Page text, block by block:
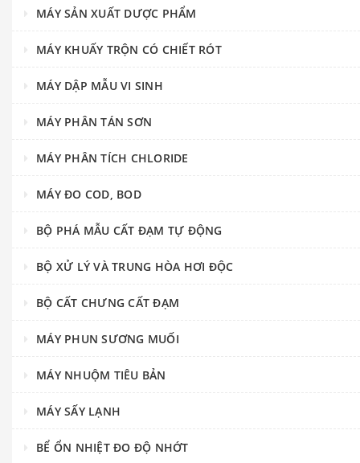
MÁY SẢN XUẤT DƯỢC PHẨM
MÁY KHUẤY TRỘN CÓ CHIẾT RÓT
MÁY DẬP MẪU VI SINH
MÁY PHÂN TÁN SƠN
MÁY PHÂN TÍCH CHLORIDE
MÁY ĐO COD, BOD
BỘ PHÁ MẪU CẤT ĐẠM TỰ ĐỘNG
BỘ XỬ LÝ VÀ TRUNG HÒA HƠI ĐỘC
BỘ CẤT CHƯNG CẤT ĐẠM
MÁY PHUN SƯƠNG MUỐI
MÁY NHUỘM TIÊU BẢN
MÁY SẤY LẠNH
BỂ ỔN NHIỆT ĐO ĐỘ NHỚT